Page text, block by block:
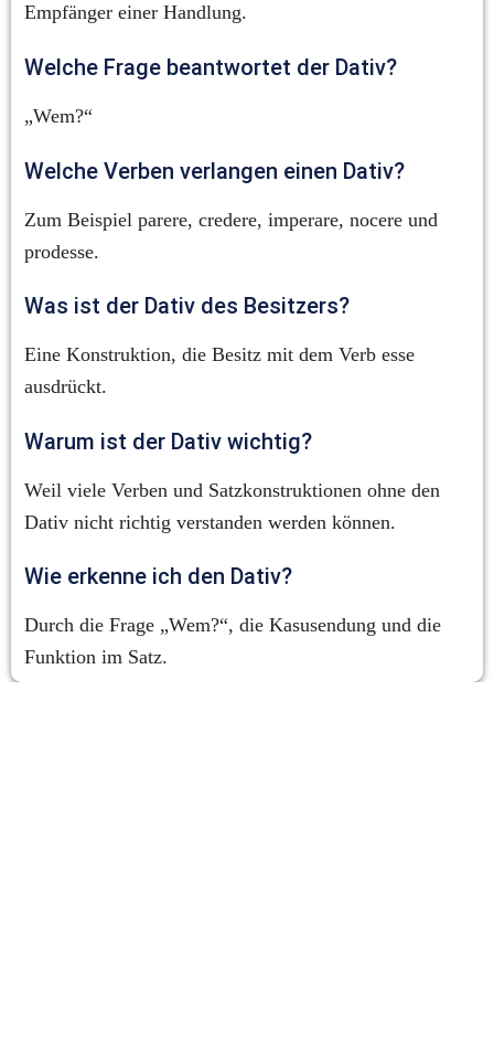
Empfänger einer Handlung.
Welche Frage beantwortet der Dativ?
„Wem?“
Welche Verben verlangen einen Dativ?
Zum Beispiel parere, credere, imperare, nocere und
prodesse.
Was ist der Dativ des Besitzers?
Eine Konstruktion, die Besitz mit dem Verb esse
ausdrückt.
Warum ist der Dativ wichtig?
Weil viele Verben und Satzkonstruktionen ohne den
Dativ nicht richtig verstanden werden können.
Wie erkenne ich den Dativ?
Durch die Frage „Wem?“, die Kasusendung und die
Funktion im Satz.